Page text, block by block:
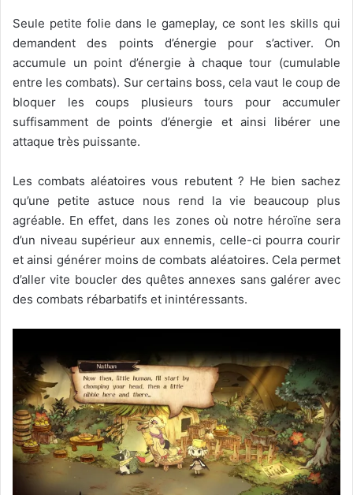
Seule petite folie dans le gameplay, ce sont les skills qui
demandent des points d’énergie pour s’activer. On
accumule un point d’énergie à chaque tour (cumulable
entre les combats). Sur certains boss, cela vaut le coup de
bloquer les coups plusieurs tours pour accumuler
suffisamment de points d’énergie et ainsi libérer une
attaque très puissante.
Les combats aléatoires vous rebutent ? He bien sachez
qu’une petite astuce nous rend la vie beaucoup plus
agréable. En effet, dans les zones où notre héroïne sera
d’un niveau supérieur aux ennemis, celle-ci pourra courir
et ainsi générer moins de combats aléatoires. Cela permet
d’aller vite boucler des quêtes annexes sans galérer avec
des combats rébarbatifs et inintéressants.